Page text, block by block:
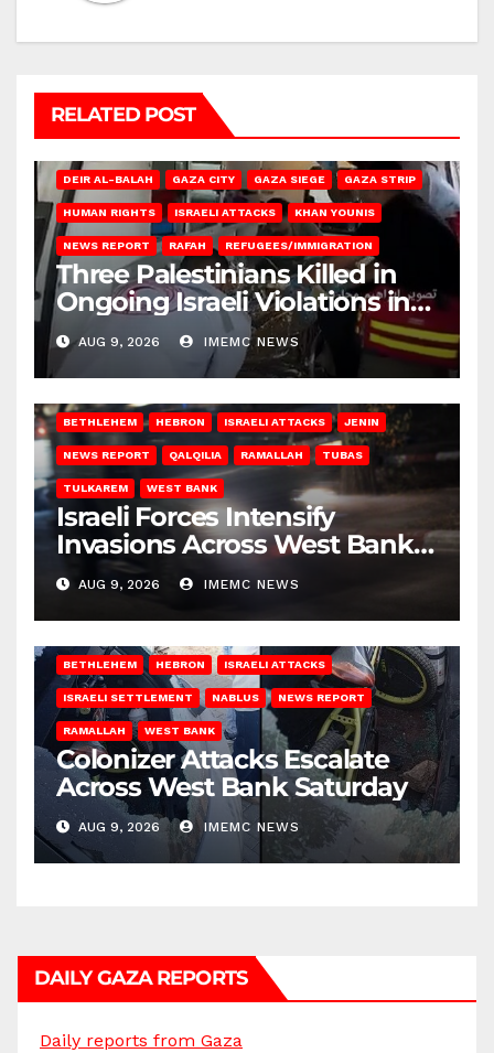
RELATED POST
DEIR AL-BALAH GAZA CITY GAZA SIEGE GAZA STRIP
HUMAN RIGHTS ISRAELI ATTACKS KHAN YOUNIS
NEWS REPORT RAFAH REFUGEES/IMMIGRATION
Three Palestinians Killed in
Ongoing Israeli Violations in
Gaza
AUG 9, 2026 IMEMC NEWS
BETHLEHEM HEBRON ISRAELI ATTACKS JENIN
NEWS REPORT QALQILIA RAMALLAH TUBAS
TULKAREM WEST BANK
Israeli Forces Intensify
Invasions Across West Bank
on Saturday
AUG 9, 2026 IMEMC NEWS
BETHLEHEM HEBRON ISRAELI ATTACKS
ISRAELI SETTLEMENT NABLUS NEWS REPORT
RAMALLAH WEST BANK
Colonizer Attacks Escalate
Across West Bank Saturday
AUG 9, 2026 IMEMC NEWS
DAILY GAZA REPORTS
Daily reports from Gaza